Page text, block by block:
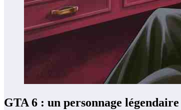
GTA 6 : un personnage